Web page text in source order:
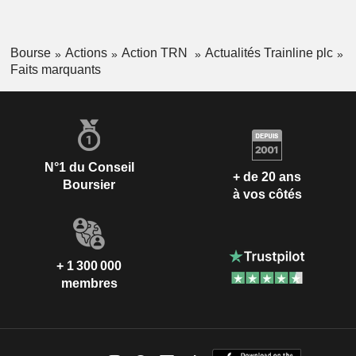
Bourse Actions Action TRN
Actualités Trainline plc
Faits marquants
N°1 du Conseil
Boursier
+ de 20 ans
à vos côtés
+ 1 300 000
membres